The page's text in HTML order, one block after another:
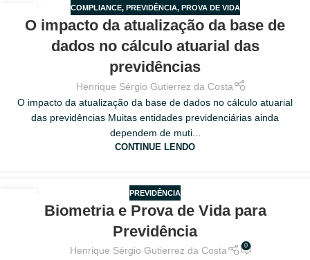
FEV
COMPLIANCE, PREVIDÊNCIA, PROVA DE VIDA
O impacto da atualização da base de
dados no cálculo atuarial das
previdências
Henrique Sérgio Gutierrez da Costa
O impacto da atualização da base de dados no cálculo atuarial
das previdências Muitas entidades previdenciárias ainda
dependem de muti...
CONTINUE LENDO
PREVIDÊNCIA
Biometria e Prova de Vida para
Previdência
Henrique Sérgio Gutierrez da Costa 0